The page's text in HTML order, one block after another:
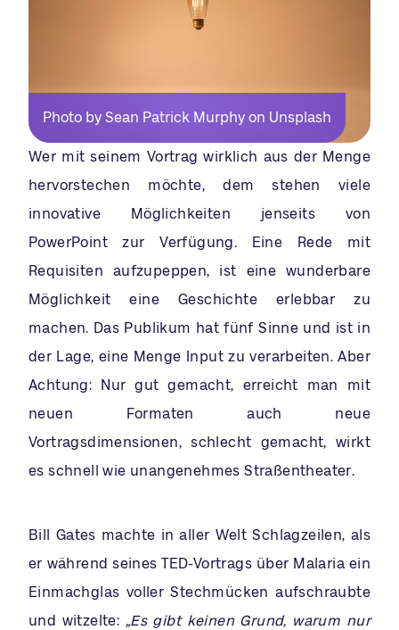
Photo by Sean Patrick Murphy on Unsplash
Wer mit seinem Vortrag wirklich aus der Menge
hervorstechen möchte, dem stehen viele
innovative Möglichkeiten jenseits von
PowerPoint zur Verfügung. Eine Rede mit
Requisiten aufzupeppen, ist eine wunderbare
Möglichkeit eine Geschichte erlebbar zu
machen. Das Publikum hat fünf Sinne und ist in
der Lage, eine Menge Input zu verarbeiten. Aber
Achtung: Nur gut gemacht, erreicht man mit
neuen Formaten auch neue
Vortragsdimensionen, schlecht gemacht, wirkt
es schnell wie unangenehmes Straßentheater.
Bill Gates machte in aller Welt Schlagzeilen, als
er während seines TED-Vortrags über Malaria ein
Einmachglas voller Stechmücken aufschraubte
und witzelte: „Es gibt keinen Grund, warum nur